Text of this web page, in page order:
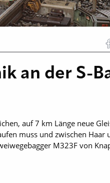
an der S-
auf 7 km Länge neue
muss und zwischen Haar
M323F von